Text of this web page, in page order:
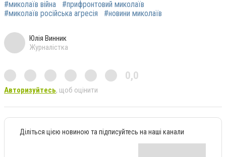
#миколаїв війна
#прифронтовий миколаїв
#миколаїв російська агресія
#новини миколаїв
Юлія Винник
Журналістка
0,0
Авторизуйтесь, щоб оцінити
Діліться цією новиною та підписуйтесь на наші канали